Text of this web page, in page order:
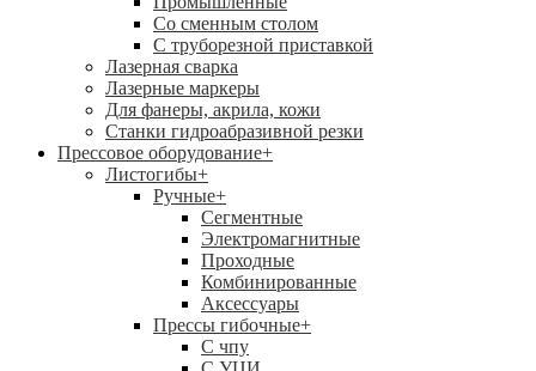
Со сменным столом
С труборезной приставкой
Лазерная сварка
Лазерные маркеры
Для фанеры, акрила, кожи
Станки гидроабразивной резки
Прессовое оборудование+
Листогибы+
Ручные+
Сегментные
Электромагнитные
Проходные
Комбинированные
Аксессуары
Прессы гибочные+
C чпу